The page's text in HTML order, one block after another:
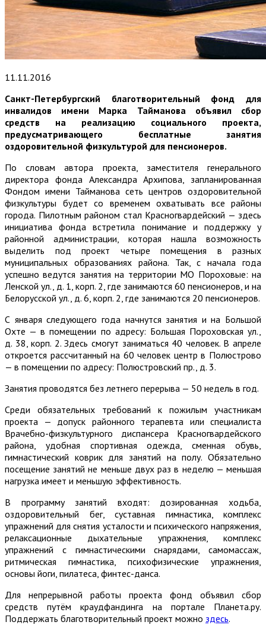
11.11.2016
Санкт-Петербургский благотворительный фонд для
инвалидов имени Марка Тайманова объявил сбор
средств на реализацию социального проекта,
предусматривающего бесплатные занятия
оздоровительной физкультурой для пенсионеров.
По словам автора проекта, заместителя генерального
директора фонда Александра Архипова, запланированная
Фондом имени Тайманова сеть центров оздоровительной
физкультуры будет со временем охватывать все районы
города. Пилотным районом стал Красногвардейский — здесь
инициатива фонда встретила понимание и поддержку у
районной администрации, которая нашла возможность
выделить под проект четыре помещения в разных
муниципальных образованиях района. Так, с начала года
успешно ведутся занятия на территории МО Пороховые: на
Ленской ул., д. 1, корп. 2, где занимаются 60 пенсионеров, и на
Белорусской ул., д. 6, корп. 2, где занимаются 20 пенсионеров.
С января следующего года начнутся занятия и на Большой
Охте — в помещении по адресу: Большая Пороховская ул.,
д. 38, корп. 2. Здесь смогут заниматься 40 человек. В апреле
откроется рассчитанный на 60 человек центр в Полюстрово
— в помещении по адресу: Полюстровский пр., д. 3.
Занятия проводятся без летнего перерыва — 50 недель в год.
Среди обязательных требований к пожилым участникам
проекта — допуск районного терапевта или специалиста
Врачебно-физкультурного диспансера Красногвардейского
района, удобная спортивная одежда, сменная обувь,
гимнастический коврик для занятий на полу. Обязательно
посещение занятий не меньше двух раз в неделю — меньшая
нагрузка имеет и меньшую эффективность.
В программу занятий входят: дозированная ходьба,
оздоровительный бег, суставная гимнастика, комплекс
упражнений для снятия усталости и психического напряжения,
релаксационные дыхательные упражнения, комплекс
упражнений с гимнастическими снарядами, самомассаж,
ритмическая гимнастика, психофизические упражнения,
основы йоги, пилатеса, финтес-данса.
Для непрерывной работы проекта фонд объявил сбор
средств путём краудфандинга на портале Планета.ру.
Поддержать благотворительный проект можно здесь.